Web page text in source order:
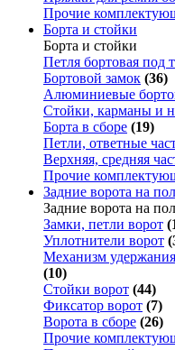
Прочие
Борта и стойки
Борта и стойки
Петля бортовая под
Бортовой замок (36)
Алюминиевые
Стойки, карманы и
Борта в сборе (19)
Петли, ответные
Верхняя, средняя
Прочие
Задние ворота на
Задние ворота на
Замки, петли ворот
Уплотнители ворот
Механизм
(10)
Стойки ворот (44)
Фиксатор ворот (7)
Ворота в сборе (26)
Прочие